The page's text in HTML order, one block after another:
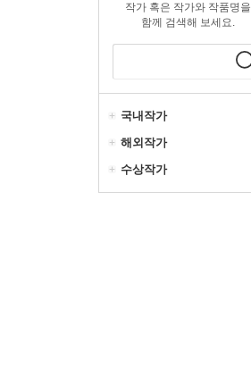
작가 혹은 작가와 작품명을
함께 검색해 보세요.
국내작가
해외작가
수상작가